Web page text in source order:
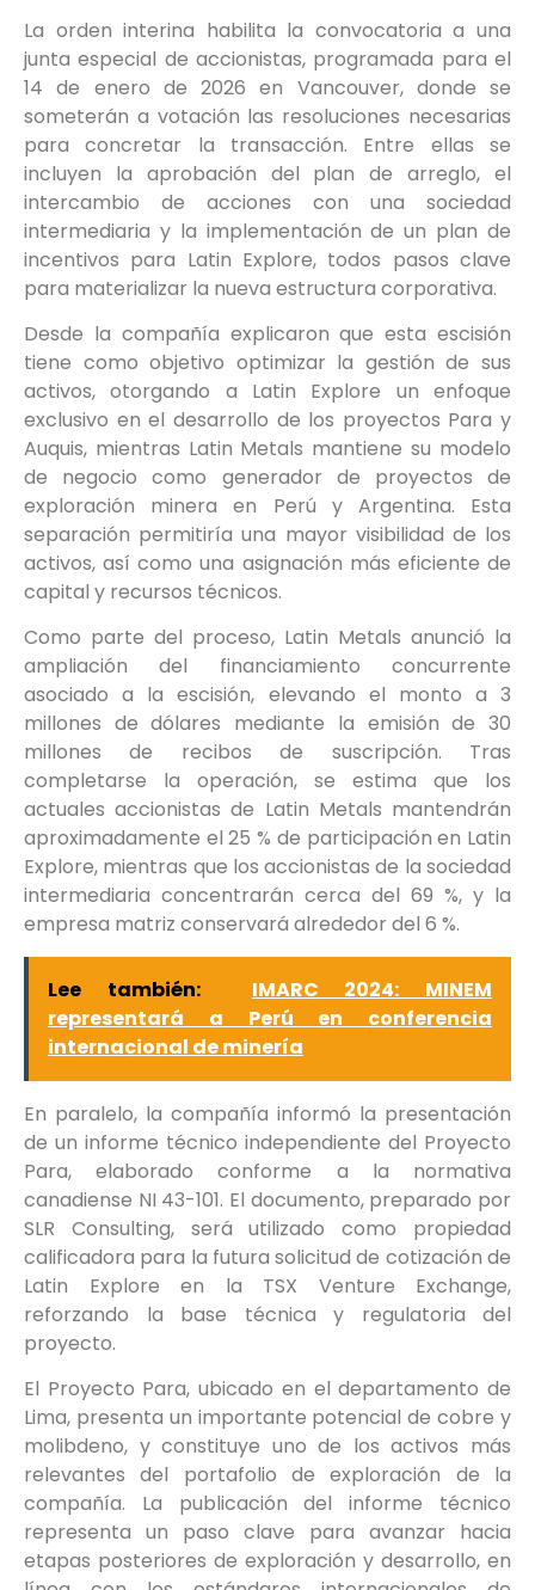
La orden interina habilita la convocatoria a una
junta especial de accionistas, programada para el
14 de enero de 2026 en Vancouver, donde se
someterán a votación las resoluciones necesarias
para concretar la transacción. Entre ellas se
incluyen la aprobación del plan de arreglo, el
intercambio de acciones con una sociedad
intermediaria y la implementación de un plan de
incentivos para Latin Explore, todos pasos clave
para materializar la nueva estructura corporativa.
Desde la compañía explicaron que esta escisión
tiene como objetivo optimizar la gestión de sus
activos, otorgando a Latin Explore un enfoque
exclusivo en el desarrollo de los proyectos Para y
Auquis, mientras Latin Metals mantiene su modelo
de negocio como generador de proyectos de
exploración minera en Perú y Argentina. Esta
separación permitiría una mayor visibilidad de los
activos, así como una asignación más eficiente de
capital y recursos técnicos.
Como parte del proceso, Latin Metals anunció la
ampliación del financiamiento concurrente
asociado a la escisión, elevando el monto a 3
millones de dólares mediante la emisión de 30
millones de recibos de suscripción. Tras
completarse la operación, se estima que los
actuales accionistas de Latin Metals mantendrán
aproximadamente el 25 % de participación en Latin
Explore, mientras que los accionistas de la sociedad
intermediaria concentrarán cerca del 69 %, y la
empresa matriz conservará alrededor del 6 %.
Lee también:
IMARC 2024: MINEM
representará a Perú en conferencia
internacional de minería
En paralelo, la compañía informó la presentación
de un informe técnico independiente del Proyecto
Para, elaborado conforme a la normativa
canadiense NI 43-101. El documento, preparado por
SLR Consulting, será utilizado como propiedad
calificadora para la futura solicitud de cotización de
Latin Explore en la TSX Venture Exchange,
reforzando la base técnica y regulatoria del
proyecto.
El Proyecto Para, ubicado en el departamento de
Lima, presenta un importante potencial de cobre y
molibdeno, y constituye uno de los activos más
relevantes del portafolio de exploración de la
compañía. La publicación del informe técnico
representa un paso clave para avanzar hacia
etapas posteriores de exploración y desarrollo, en